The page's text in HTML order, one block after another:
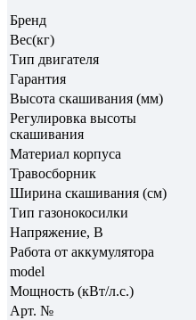
Бренд
Вес(кг)
Тип двигателя
Гарантия
Высота скашивания (мм)
Регулировка высоты
скашивания
Материал корпуса
Травосборник
Ширина скашивания (см)
Тип газонокосилки
Напряжение, В
Работа от аккумулятора
model
Мощность (кВт/л.с.)
Арт. №